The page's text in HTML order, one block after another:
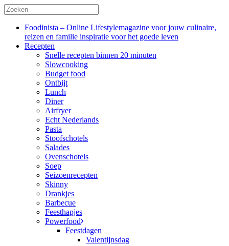
Foodinista – Online Lifestylemagazine voor jouw culinaire,
reizen en familie inspiratie voor het goede leven
Recepten
Snelle recepten binnen 20 minuten
Slowcooking
Budget food
Ontbijt
Lunch
Diner
Airfryer
Echt Nederlands
Pasta
Stoofschotels
Salades
Ovenschotels
Soep
Seizoenrecepten
Skinny
Drankjes
Barbecue
Feesthapjes
Powerfood
Feestdagen
Valentijnsdag